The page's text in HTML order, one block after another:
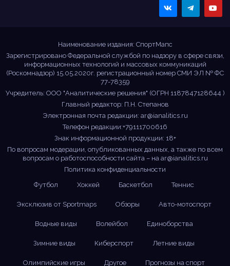
Наименование издания: СпортМапс
Зарегистрировано Федеральной службой по надзору в сфере связи,
информационных технологий и массовых коммуникаций
(Роскомнадзор) 15.05.2020г. регистрационный номер СМИ ЭЛ № ФС
77-78359
Учредитель: ООО "Аналитические решения" (ОГРН 1187847128644 )
Главный редактор: П.Н. Степанов
Электронная почта редакции: ar@ianalitics.ru
Телефон редакции:+79111700616
Знак информационной продукции: 18+
По вопросам модерации, опубликованных данных, а также по всем
вопросам о работоспособности сайта – на ar@ianalitics.ru
Политика конфиденциальности
Футбол
Хоккей Баскетбол Теннис
Эксклюзив от Sportmaps Обзоры Авто-мотоспорт
Водные виды Волейбол Единоборства
Зимние виды Киберспорт Летние виды
Олимпийские игры Другое Прогнозы на спорт